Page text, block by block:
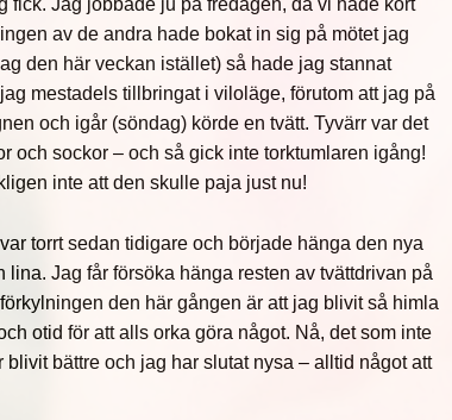
fick. Jag jobbade ju på fredagen, då vi hade kort
av de andra hade bokat in sig på mötet jag
den här veckan istället) så hade jag stannat
mestadels tillbringat i viloläge, förutom att jag på
och igår (söndag) körde en tvätt. Tyvärr var det
och sockor – och så gick inte torktumlaren igång!
inte att den skulle paja just nu!
torrt sedan tidigare och började hänga den nya
lina. Jag får försöka hänga resten av tvättdrivan på
den här gången är att jag blivit så himla
otid för att alls orka göra något. Nå, det som inte
blivit bättre och jag har slutat nysa – alltid något att